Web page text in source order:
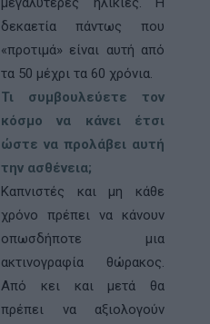
δεκαετία πάντως που
«προτιμά» είναι αυτή από
τα 50 μέχρι τα 60 χρόνια.
Τι συμβουλεύετε τον
κόσμο να κάνει έτσι
ώστε να προλάβει αυτή
την ασθένεια;
Καπνιστές και μη κάθε
χρόνο πρέπει να κάνουν
οπωσδήποτε μια
ακτινογραφία θώρακος.
Από κει και μετά θα
πρέπει να αξιολογούν